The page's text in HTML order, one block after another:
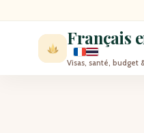
Français
Visas, santé, budget